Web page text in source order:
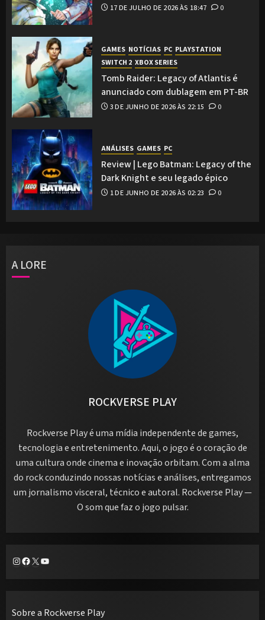
17 DE JULHO DE 2026 ÀS 18:47 0
GAMES NOTÍCIAS PC PLAYSTATION
SWITCH 2 XBOX SERIES
Tomb Raider: Legacy of Atlantis é
anunciado com dublagem em PT-BR
3 DE JUNHO DE 2026 ÀS 22:15 0
ANÁLISES GAMES PC
Review | Lego Batman: Legacy of the
Dark Knight e seu legado épico
1 DE JUNHO DE 2026 ÀS 02:23 0
A LORE
ROCKVERSE PLAY
Rockverse Play é uma mídia independente de games,
tecnologia e entretenimento. Aqui, o jogo é o coração de
uma cultura onde cinema e inovação orbitam. Com a alma
do rock conduzindo nossas notícias e análises, entregamos
um jornalismo visceral, técnico e autoral. Rockverse Play —
O som que faz o jogo pulsar.
Instagram
Facebook
X Youtube
Sobre a Rockverse Play